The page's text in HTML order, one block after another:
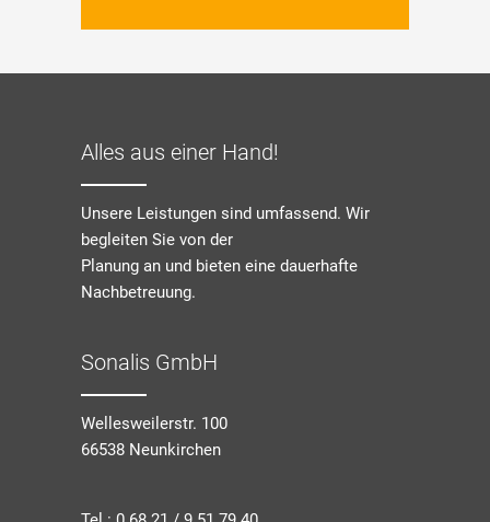
Alles aus einer Hand!
Unsere Leistungen sind umfassend. Wir
begleiten Sie von der
Planung an und bieten eine dauerhafte
Nachbetreuung.
Sonalis GmbH
Wellesweilerstr. 100
66538 Neunkirchen